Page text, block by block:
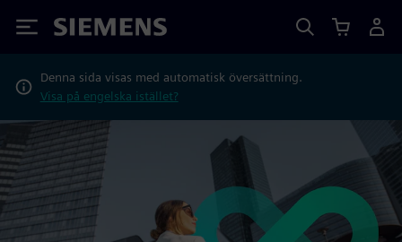
Siemens
Denna sida visas med automatisk översättning.
Visa på engelska istället?